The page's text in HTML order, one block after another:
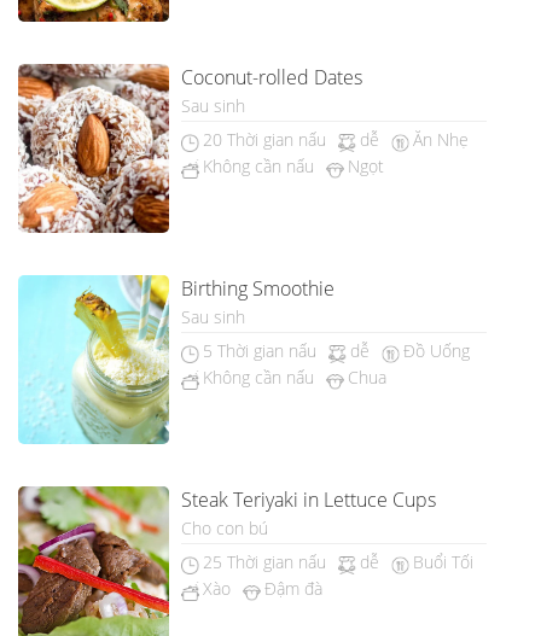
Coconut-rolled Dates
Sau sinh
20 Thời gian nấu
dễ
Ăn Nhẹ
Không cần nấu
Ngọt
Birthing Smoothie
Sau sinh
5 Thời gian nấu
dễ
Đồ Uống
Không cần nấu
Chua
Steak Teriyaki in Lettuce Cups
Cho con bú
25 Thời gian nấu
dễ
Buổi Tối
Xào
Đậm đà